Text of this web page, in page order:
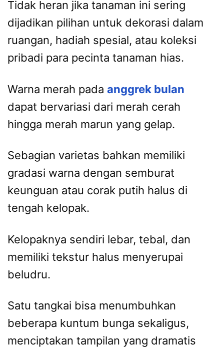
Tidak heran jika tanaman ini sering
dijadikan pilihan untuk dekorasi dalam
ruangan, hadiah spesial, atau koleksi
pribadi para pecinta tanaman hias.
Warna merah pada anggrek bulan
dapat bervariasi dari merah cerah
hingga merah marun yang gelap.
Sebagian varietas bahkan memiliki
gradasi warna dengan semburat
keunguan atau corak putih halus di
tengah kelopak.
Kelopaknya sendiri lebar, tebal, dan
memiliki tekstur halus menyerupai
beludru.
Satu tangkai bisa menumbuhkan
beberapa kuntum bunga sekaligus,
menciptakan tampilan yang dramatis